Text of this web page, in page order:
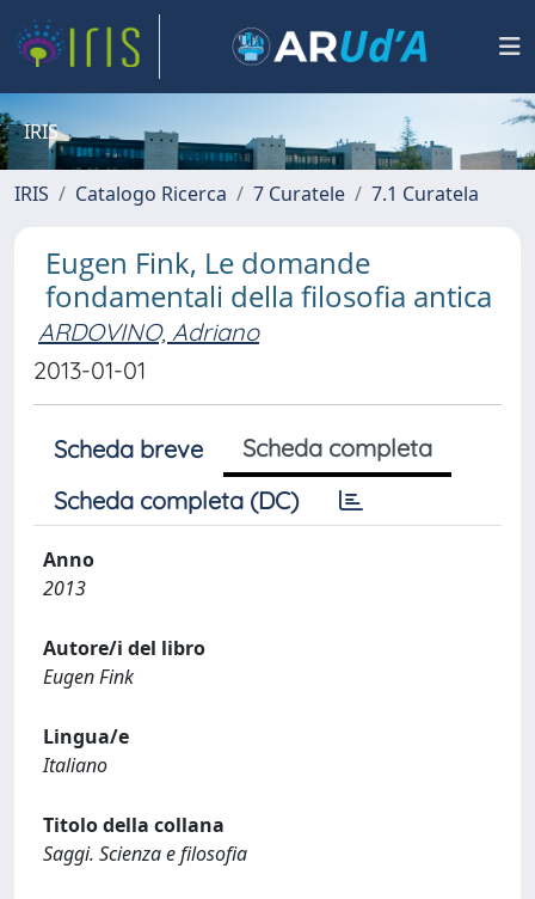
IRIS
IRIS Catalogo Ricerca 7 Curatele 7.1 Curatela
Eugen Fink, Le domande
fondamentali della filosofia antica
ARDOVINO, Adriano
2013-01-01
Scheda breve
Scheda completa
Scheda completa (DC)
Anno
2013
Autore/i del libro
Eugen Fink
Lingua/e
Italiano
Titolo della collana
Saggi. Scienza e filosofia